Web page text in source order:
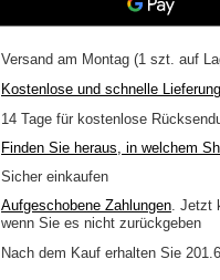
Versandam Montag (1 szt. auf
Kostenlose und schnelle Lieferung
14 Tage für kostenlose
Finden Sie heraus, in welchem
Sicher einkaufen
Aufgeschobene Zahlungen. Jetzt
wenn Sie es nicht zurückgeben
Nach dem Kauf erhalten Sie